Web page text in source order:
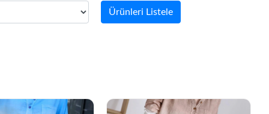
Ürünleri Listele